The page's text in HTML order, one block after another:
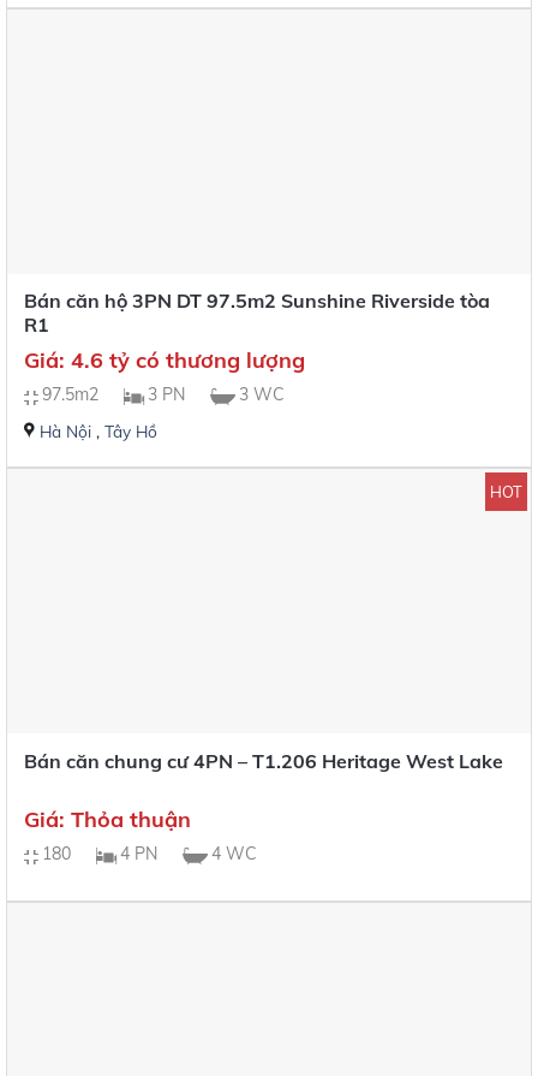
Bán căn hộ 3PN DT 97.5m2 Sunshine Riverside tòa
R1
Giá: 4.6 tỷ có thương lượng
97.5m2 3 PN 3 WC
Hà Nội, Tây Hồ
HOT
Bán căn chung cư 4PN – T1.206 Heritage West Lake
Giá: Thỏa thuận
180 4 PN 4 WC